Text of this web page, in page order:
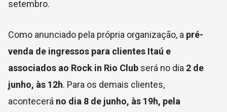
setembro.
Como anunciado pela própria organização, a pré-
venda de ingressos para clientes Itaú e
associados ao Rock in Rio Club será no dia 2 de
junho, às 12h. Para os demais clientes,
acontecerá no dia 8 de junho, às 19h, pela